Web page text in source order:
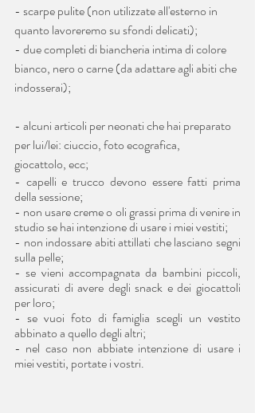
- scarpe pulite (non utilizzate all'esterno in
quanto lavoreremo su sfondi delicati);
- due completi di biancheria intima di colore
bianco, nero o carne (da adattare agli abiti che
indosserai);
- alcuni articoli per neonati che hai preparato
per lui/lei: ciuccio, foto ecografica,
giocattolo, ecc;
- capelli e trucco devono essere fatti prima
della sessione;
- non usare creme o oli grassi prima di venire in
studio se hai intenzione di usare i miei vestiti;
- non indossare abiti attillati che lasciano segni
sulla pelle;
- se vieni accompagnata da bambini piccoli,
assicurati di avere degli snack e dei giocattoli
per loro;
- se vuoi foto di famiglia scegli un vestito
abbinato a quello degli altri;
- nel caso non abbiate intenzione di usare i
miei vestiti, portate i vostri.